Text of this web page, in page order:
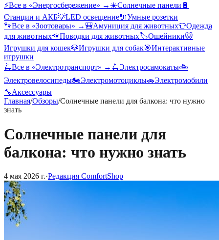
⚡Все в «Энергосбережение» → ☀️Солнечные панели 🔋
Станции и АКБ💡LED освещение🔌Умные розетки
🐾Все в «Зоотовары» → 🎒Амуниция для животных👕Одежда
для животных🦮Поводки для животных🏷️Ошейники🐱
Игрушки для кошек🐶Игрушки для собак🎯Интерактивные
игрушки
🛴Все в «Электротранспорт» → 🛴Электросамокаты🚲
Электровелосипеды🏍️Электромотоциклы🚗Электромобили
🔧Аксессуары
Главная/Обзоры/Солнечные панели для балкона: что нужно
знать
Солнечные панели для
балкона: что нужно знать
4 мая 2026 г.·Редакция ComfortShop